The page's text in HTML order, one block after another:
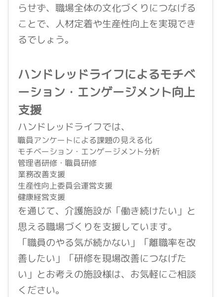
らせず、職場全体の文化づくりにつなげる
ことで、人材定着や生産性向上を実現でき
るでしょう。
ハンドレッドライフによるモチベ
ーション・エンゲージメント向上
支援
ハンドレッドライフでは、
職員アンケートによる課題の見える化
モチベーション・エンゲージメント分析
管理者研修・職員研修
業務改善支援
生産性向上委員会運営支援
健康経営支援
を通じて、介護施設が「働き続けたい」と
思える職場づくりを支援しています。
「職員のやる気が続かない」「離職率を改
善したい」「研修を現場改善につなげた
い」とお考えの施設様は、お気軽にご相談
ください。